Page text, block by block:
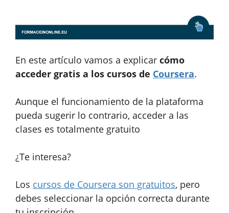
En este artículo vamos a explicar cómo
acceder gratis a los cursos de Coursera.
Aunque el funcionamiento de la plataforma
pueda sugerir lo contrario, acceder a las
clases es totalmente gratuito
¿Te interesa?
Los cursos de Coursera son gratuitos, pero
debes seleccionar la opción correcta durante